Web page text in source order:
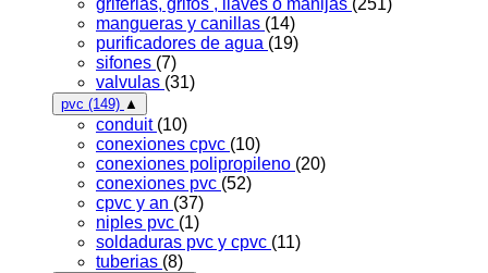
mangueras y canillas (14)
purificadores de agua (19)
sifones (7)
valvulas (31)
pvc (149) ▲
conduit (10)
conexiones cpvc (10)
conexiones polipropileno (20)
conexiones pvc (52)
cpvc y an (37)
niples pvc (1)
soldaduras pvc y cpvc (11)
tuberias (8)